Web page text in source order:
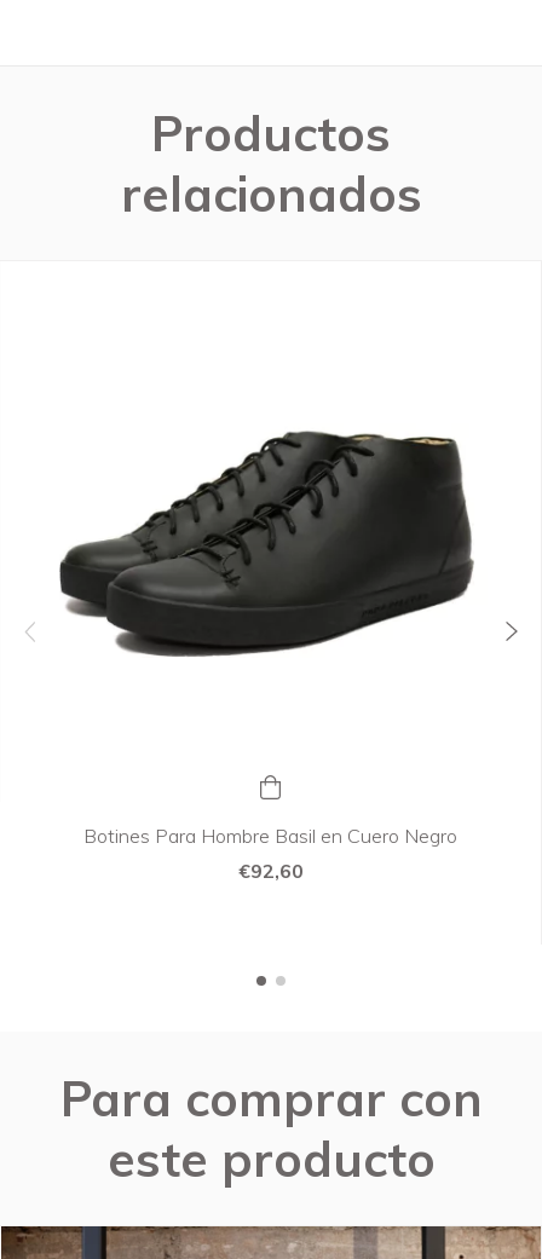
Productos
relacionados
Botines Para Hombre Basil en Cuero Negro
€92,60
Para comprar con
este producto